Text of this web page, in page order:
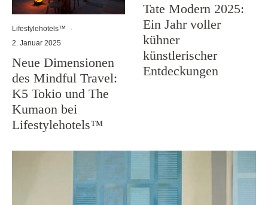
Lifestylehotels™
·
2. Januar 2025
Neue Dimensionen
des Mindful Travel:
K5 Tokio und The
Kumaon bei
Lifestylehotels™
Tate Modern 2025:
Ein Jahr voller
kühner
künstlerischer
Entdeckungen